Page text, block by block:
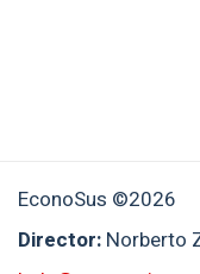
EconoSus ©2026
Director: Norberto